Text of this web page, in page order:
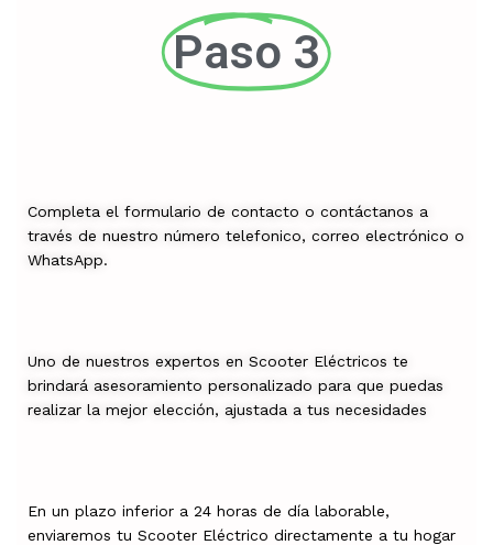
Paso 3
Completa el formulario de contacto o contáctanos a
través de nuestro número telefonico, correo electrónico o
WhatsApp.
Uno de nuestros expertos en Scooter Eléctricos te
brindará asesoramiento personalizado para que puedas
realizar la mejor elección, ajustada a tus necesidades
En un plazo inferior a 24 horas de día laborable,
enviaremos tu Scooter Eléctrico directamente a tu hogar